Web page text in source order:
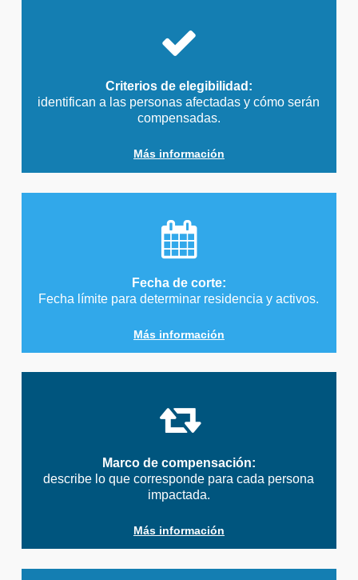
Criterios de elegibilidad:
identifican a las personas afectadas y cómo serán
compensadas.
Más información
Fecha de corte:
Fecha límite para determinar residencia y activos.
Más información
Marco de compensación:
describe lo que corresponde para cada persona
impactada.
Más información